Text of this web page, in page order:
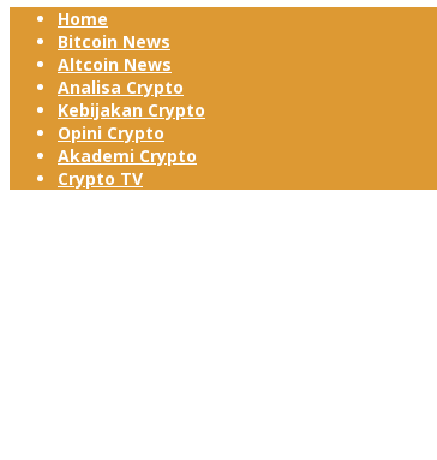
Home
Bitcoin News
Altcoin News
Analisa Crypto
Kebijakan Crypto
Opini Crypto
Akademi Crypto
Crypto TV